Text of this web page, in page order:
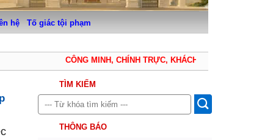
hệ Tố giác tội phạm
CÔNG MINH, CHÍNH TRỰC, KHÁCH QUAN, THẬN
TÌM KIẾM
THÔNG BÁO